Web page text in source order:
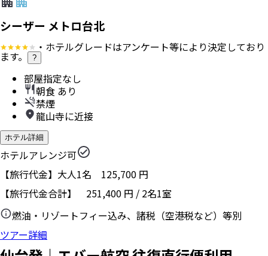
シーザー メトロ台北
・ホテルグレードはアンケート等により決定しており
ます。 ?
部屋指定なし
朝食 あり
禁煙
龍山寺に近接
ホテル詳細
ホテルアレンジ可
【旅行代金】大人1名 125,700 円
【旅行代金合計】 251,400 円 / 2名1室
燃油・リゾートフィー込み、諸税（空港税など）等別
ツアー詳細